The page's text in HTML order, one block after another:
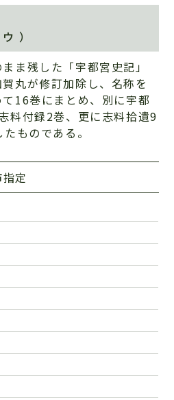
）
ま残した「宇都宮史記」
丸が修訂加除し、名称を
て16巻にまとめ、別に宇都
料付録2巻、更に志料拾遺9
ものである。
定